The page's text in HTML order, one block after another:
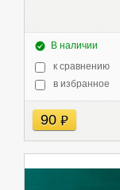
В наличии
к сравнению
в избранное
90 руб